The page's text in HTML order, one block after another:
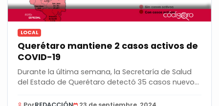
LOCAL
Querétaro mantiene 2 casos activos de
COVID-19
Durante la última semana, la Secretaría de Salud
del Estado de Querétaro detectó 35 casos nuevos